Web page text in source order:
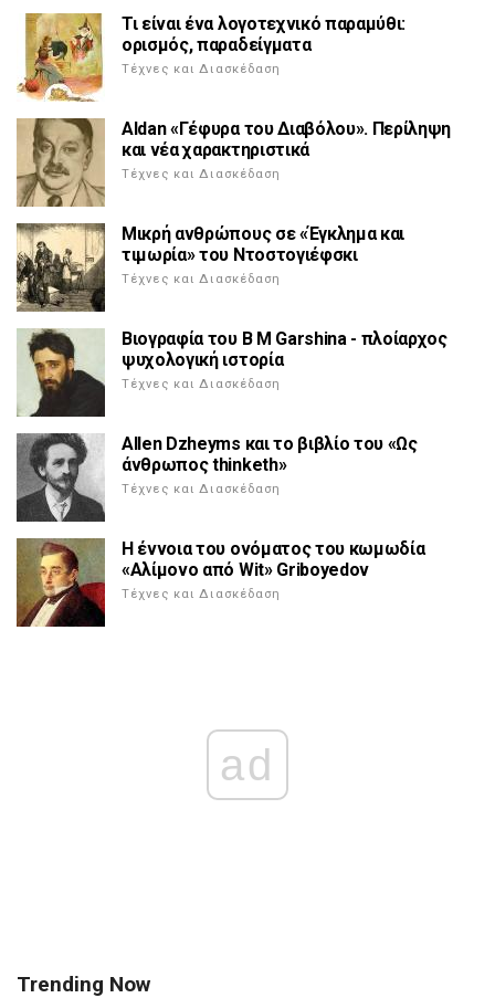
Τι είναι ένα λογοτεχνικό παραμύθι:
ορισμός, παραδείγματα
Τέχνες και Διασκέδαση
Aldan «Γέφυρα του Διαβόλου». Περίληψη
και νέα χαρακτηριστικά
Τέχνες και Διασκέδαση
Μικρή ανθρώπους σε «Έγκλημα και
τιμωρία» του Ντοστογιέφσκι
Τέχνες και Διασκέδαση
Βιογραφία του Β Μ Garshina - πλοίαρχος
ψυχολογική ιστορία
Τέχνες και Διασκέδαση
Allen Dzheyms και το βιβλίο του «Ως
άνθρωπος thinketh»
Τέχνες και Διασκέδαση
Η έννοια του ονόματος του κωμωδία
«Αλίμονο από Wit» Griboyedov
Τέχνες και Διασκέδαση
ad
Trending Now